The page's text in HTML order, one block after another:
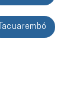
Tacuarembó